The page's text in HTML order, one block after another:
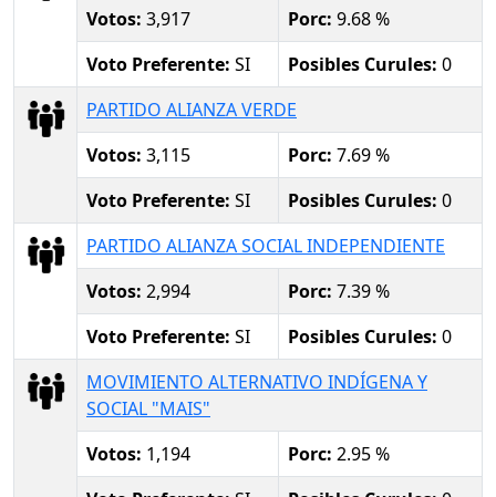
Votos: 3,917 Porc: 9.68 %
Voto Preferente: SI Posibles Curules: 0
PARTIDO ALIANZA VERDE
Votos: 3,115 Porc: 7.69 %
Voto Preferente: SI Posibles Curules: 0
PARTIDO ALIANZA SOCIAL INDEPENDIENTE
Votos: 2,994 Porc: 7.39 %
Voto Preferente: SI Posibles Curules: 0
MOVIMIENTO ALTERNATIVO INDÍGENA Y
SOCIAL "MAIS"
Votos: 1,194 Porc: 2.95 %